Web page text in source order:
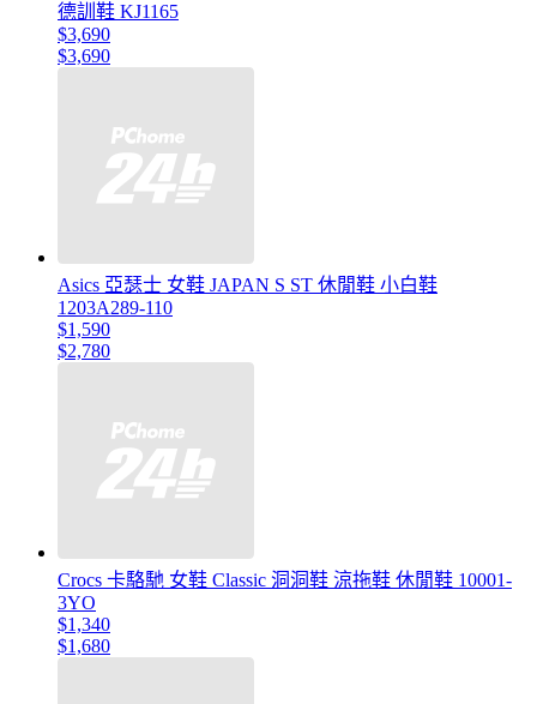
德訓鞋 KJ1165
$3,690
$3,690
Asics 亞瑟士 女鞋 JAPAN S ST 休閒鞋 小白鞋
1203A289-110
$1,590
$2,780
Crocs 卡駱馳 女鞋 Classic 洞洞鞋 涼拖鞋 休閒鞋 10001-
3YO
$1,340
$1,680